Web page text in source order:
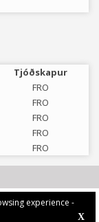
experience -
X
Tjóðskapur
FRO
FRO
FRO
FRO
FRO